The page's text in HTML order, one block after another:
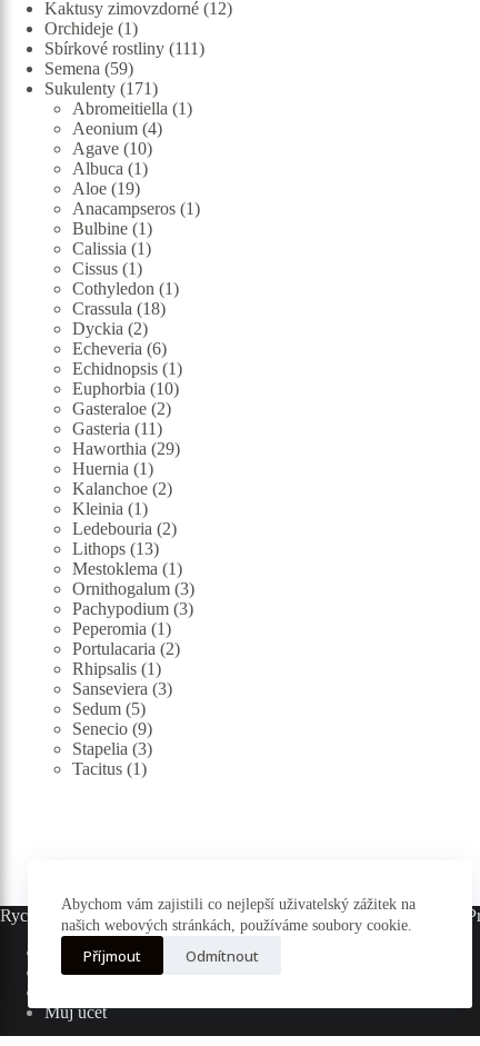
Abychom vám zajistili co nejlepší uživatelský zážitek na
našich webových stránkách, používáme soubory cookie.
Příjmout Odmítnout
produktů
Kaktusy zimovzdorné 1212
Orchideje 11
produkt
Sbírkové rostliny 111111
Semena 5959
produktů
Sukulenty 171171
produktů
Abromeitiella 11
Aeonium 44
Agave 1010
produktů
Albuca 11
Aloe 1919
produktů
Anacampseros 11
Bulbine 11
produkt
Calissia 11
Cissus 11
produkt
Cothyledon 11
Crassula 1818
Dyckia 22
produkty
Echeveria 66
produktů
Echidnopsis 11
produkt
Euphorbia 1010
Gasteraloe 22
Gasteria 1111
produktů
Haworthia 2929
Huernia 11
produkt
Kalanchoe 22
Kleinia 11
produkt
Ledebouria 22
Lithops 1313
produktů
Mestoklema 11
produkt
Ornithogalum 33
produkty
Pachypodium 33
Peperomia 11
produkt
Portulacaria 22
Rhipsalis 11
produkt
Sanseviera 33
Sedum 55
produktů
Senecio 99
produktů
Stapelia 33
produkty
Tacitus 11
Rychlé odkazy
Hlavní stránka
E-shop
Můj účet